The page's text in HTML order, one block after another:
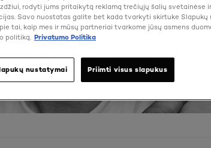
rodyti jums pritaikytą reklamą trečiųjų šalių svetainėse
Savo nuostatas galite bet kada tvarkyti skirtuke Slapukų
tai, kaip mes ir mūsų partneriai tvarkome jūsų asmens
politiką. Privatumo Politika
nustatymai Priimti visus slapukus